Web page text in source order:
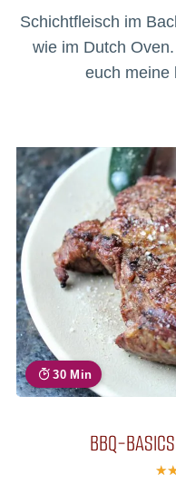
Schichtfleisch im
wie im Dutch
euch meine
30 Min
BBQ-